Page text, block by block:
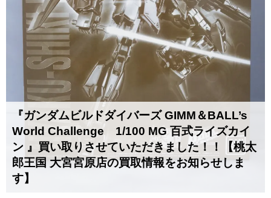
『ガンダムビルドダイバーズ ​GIMM＆BALL’s ​
World ​Challenge 1/100 ​MG ​百式ライズカイ
ン ​』買い取りさせていただきました！！【桃太
郎王国 大宮宮原店の買取情報をお知らせしま
す】